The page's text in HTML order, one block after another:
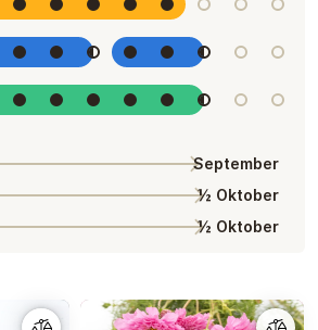
September
½ Oktober
½ Oktober